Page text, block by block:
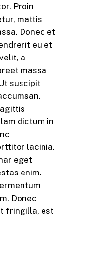
Proin
mattis
Donec et
eu et
a
massa
suscipit
dictum in
lacinia.
eget
enim.
Donec
fringilla, est